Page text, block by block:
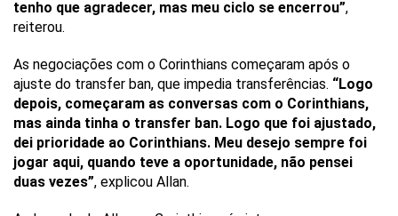
tenho que agradecer, mas meu ciclo se encerrou”,
reiterou.
As negociações com o Corinthians começaram após o
ajuste do transfer ban, que impedia transferências. “Logo
depois, começaram as conversas com o Corinthians,
mas ainda tinha o transfer ban. Logo que foi ajustado,
dei prioridade ao Corinthians. Meu desejo sempre foi
jogar aqui, quando teve a oportunidade, não pensei
duas vezes”, explicou Allan.